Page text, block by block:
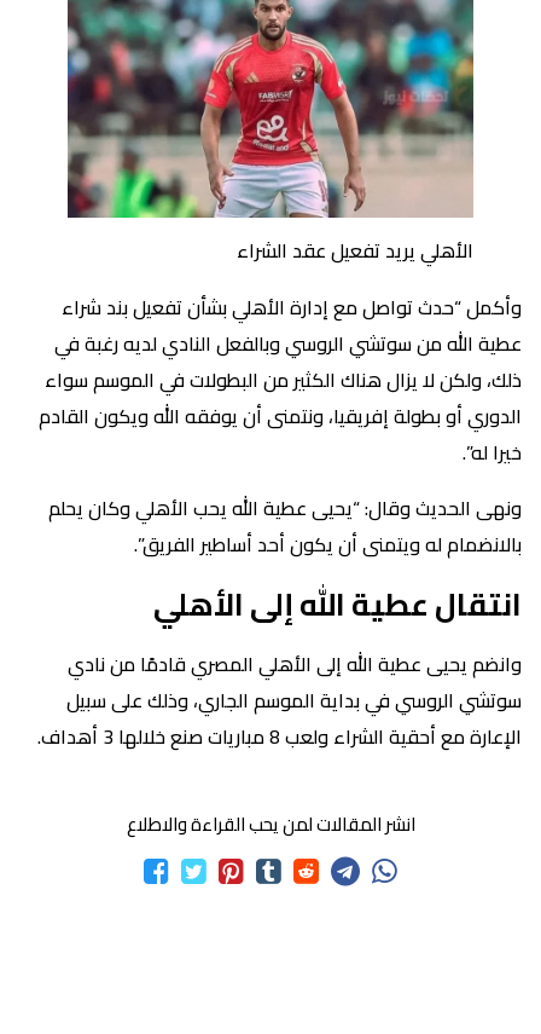
الأهلي يريد تفعيل عقد الشراء
وأكمل “حدث تواصل مع إدارة الأهلي بشأن تفعيل بند شراء
عطية الله من سوتشي الروسي وبالفعل النادي لديه رغبة في
ذلك، ولكن لا يزال هناك الكثير من البطولات في الموسم سواء
الدوري أو بطولة إفريقيا، ونتمنى أن يوفقه الله ويكون القادم
خيرا له”.
ونهى الحديث وقال: “يحيى عطية الله يحب الأهلي وكان يحلم
بالانضمام له ويتمنى أن يكون أحد أساطير الفريق”.
انتقال عطية الله إلى الأهلي
وانضم يحيى عطية الله إلى الأهلي المصري قادمًا من نادي
سوتشي الروسي في بداية الموسم الجاري، وذلك على سبيل
الإعارة مع أحقية الشراء ولعب 8 مباريات صنع خلالها 3 أهداف.
انشر المقالات لمن يحب القراءة والاطلاع